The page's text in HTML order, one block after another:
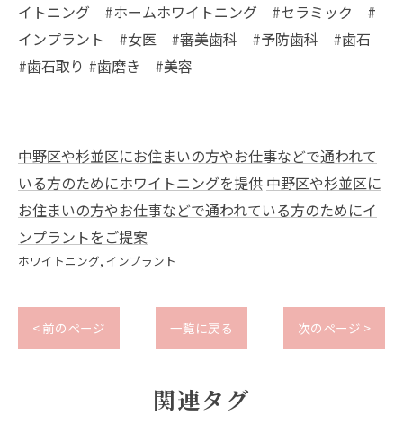
イトニング #ホームホワイトニング #セラミック #
インプラント #女医 #審美歯科 #予防歯科 #歯石
#歯石取り #歯磨き #美容
中野区や杉並区にお住まいの方やお仕事などで通われて
いる方のためにホワイトニングを提供 中野区や杉並区に
お住まいの方やお仕事などで通われている方のためにイ
ンプラントをご提案
ホワイトニング インプラント
< 前のページ 一覧に戻る 次のページ >
関連タグ